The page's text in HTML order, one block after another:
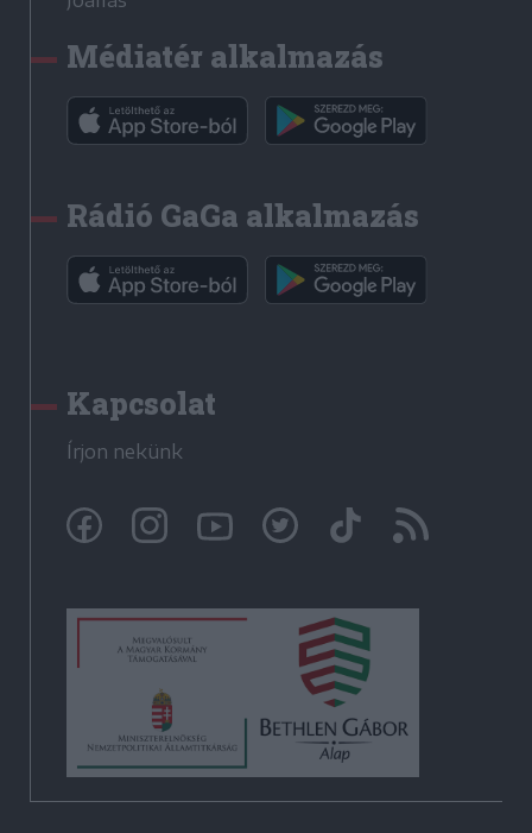
Médiatér alkalmazás
Rádió GaGa alkalmazás
Kapcsolat
Írjon nekünk